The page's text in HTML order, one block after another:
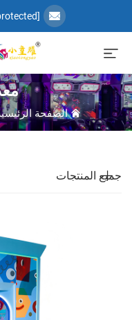
[email protected]
الصفحة
جميع المنتجات